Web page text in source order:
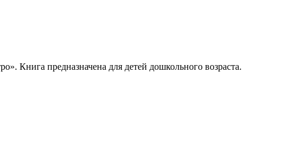
Книга предназначена для детей дошкольного возраста.